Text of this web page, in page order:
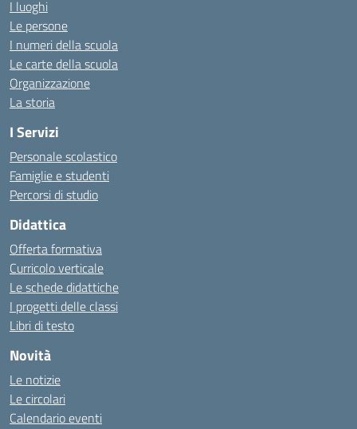
I luoghi
Le persone
I numeri della scuola
Le carte della scuola
Organizzazione
La storia
I Servizi
Personale scolastico
Famiglie e studenti
Percorsi di studio
Didattica
Offerta formativa
Curricolo verticale
Le schede didattiche
I progetti delle classi
Libri di testo
Novità
Le notizie
Le circolari
Calendario eventi